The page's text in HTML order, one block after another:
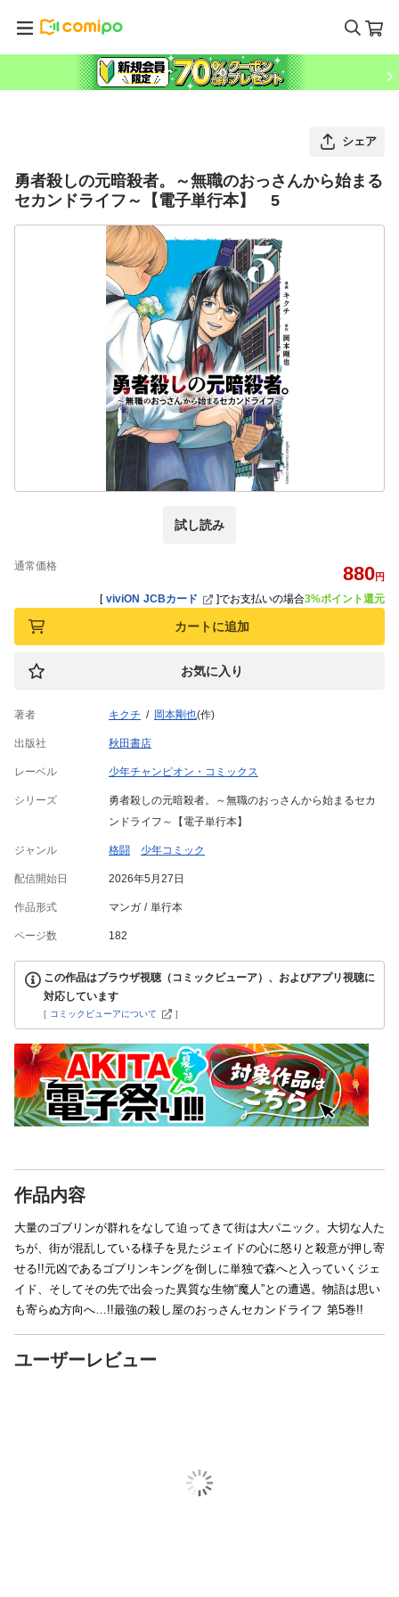
シェア
勇者殺しの元暗殺者。～無職のおっさんから始まる
セカンドライフ～【電子単行本】 5
試し読み
通常価格 880円
[ viviON JCBカード ]でお支払いの場合3%ポイント還元
カートに追加
お気に入り
著者 キクチ 岡本剛也(作)
出版社 秋田書店
レーベル 少年チャンピオン・コミックス
シリーズ
勇者殺しの元暗殺者。～無職のおっさんから始まるセカ
ンドライフ～【電子単行本】
ジャンル 格闘 少年コミック
配信開始日 2026年5月27日
作品形式 マンガ 単行本
ページ数 182
この作品はブラウザ視聴（コミックビューア）、およびアプリ視聴に
対応しています
[ コミックビューアについて ]
作品内容
大量のゴブリンが群れをなして迫ってきて街は大パニック。大切な人た
ちが、街が混乱している様子を見たジェイドの心に怒りと殺意が押し寄
せる!!元凶であるゴブリンキングを倒しに単独で森へと入っていくジェ
イド、そしてその先で出会った異質な生物“魔人”との遭遇。物語は思い
も寄らぬ方向へ…!!最強の殺し屋のおっさんセカンドライフ 第5巻!!
ユーザーレビュー